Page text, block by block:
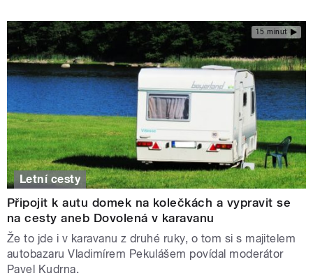
15 minut
Letní cesty
Připojit k autu domek na kolečkách a vypravit se
na cesty aneb Dovolená v karavanu
Že to jde i v karavanu z druhé ruky, o tom si s majitelem
autobazaru Vladimírem Pekulášem povídal moderátor
Pavel Kudrna.